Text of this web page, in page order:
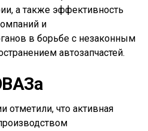
а также эффективность
и
в борьбе с незаконным
автозапчастей.
отметили, что активная